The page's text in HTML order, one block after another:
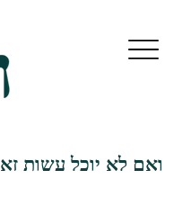
ואם לא יוכל עשות